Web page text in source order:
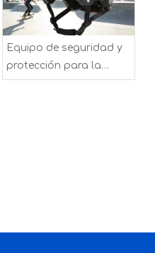
Equipo de seguridad y
protección para la
cabeza en patinaje